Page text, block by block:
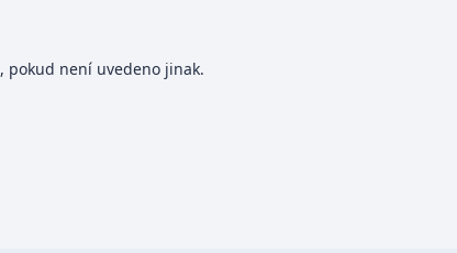
, pokud není uvedeno jinak.